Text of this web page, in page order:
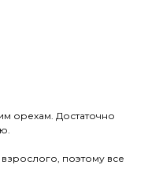
орехам. Достаточно
поэтому все